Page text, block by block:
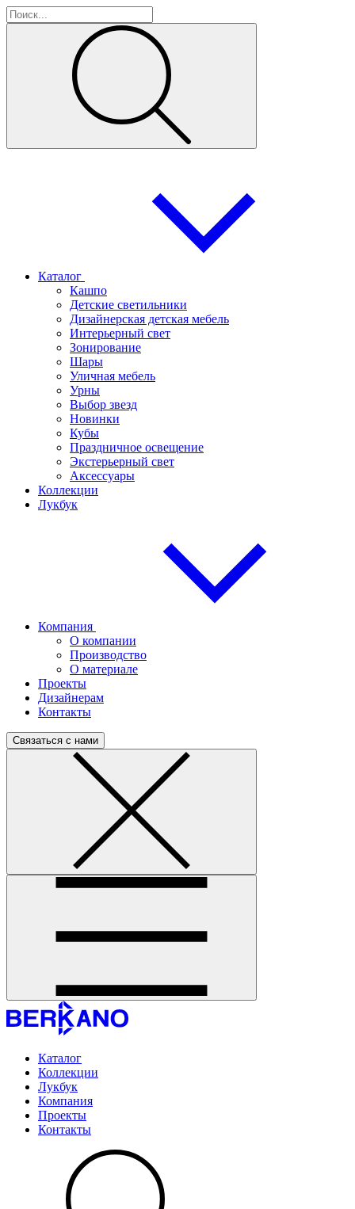
Каталог
Кашпо
Детские светильники
Дизайнерская детская мебель
Интерьерный свет
Зонирование
Шары
Уличная мебель
Урны
Выбор звезд
Новинки
Кубы
Праздничное освещение
Экстерьерный свет
Аксессуары
Коллекции
Лукбук
Компания
О компании
Производство
О материале
Проекты
Дизайнерам
Контакты
Связаться с нами
Каталог
Коллекции
Лукбук
Компания
Проекты
Контакты